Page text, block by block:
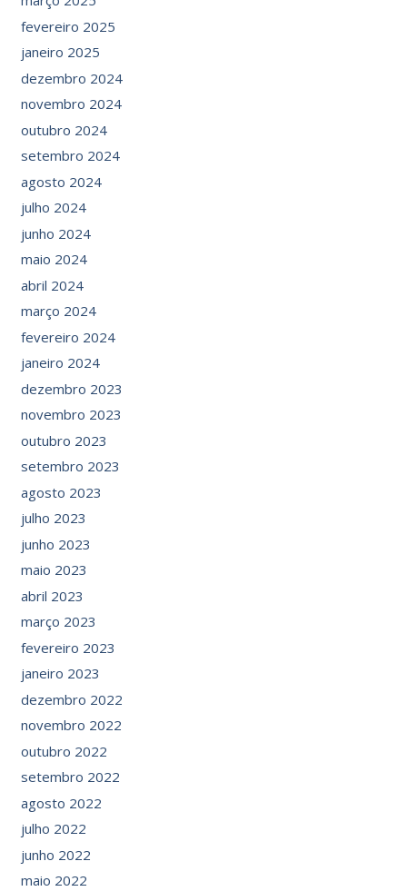
fevereiro 2025
janeiro 2025
dezembro 2024
novembro 2024
outubro 2024
setembro 2024
agosto 2024
julho 2024
junho 2024
maio 2024
abril 2024
março 2024
fevereiro 2024
janeiro 2024
dezembro 2023
novembro 2023
outubro 2023
setembro 2023
agosto 2023
julho 2023
junho 2023
maio 2023
abril 2023
março 2023
fevereiro 2023
janeiro 2023
dezembro 2022
novembro 2022
outubro 2022
setembro 2022
agosto 2022
julho 2022
junho 2022
maio 2022